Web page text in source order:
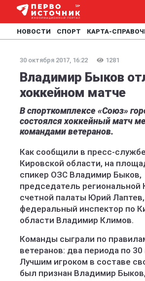
НОВОСТИ СПОРТ КАРТА-
30 октября 2017, 16:22 1281
Владимир Быков
хоккейном матче
В спорткомплексе «Союз»
состоялся хоккейный матч
командами ветеранов.
Как сообщили в пресс-
Кировской области, на
спикер ОЗС Владимир Быков,
председатель региональной
счетной палаты Юрий
федеральный инспектор по
области Владимир Климов.
Команды сыграли по
ветеранов: два периода по 30
Лучшим игроком в составе
был признан Владимир Быков,